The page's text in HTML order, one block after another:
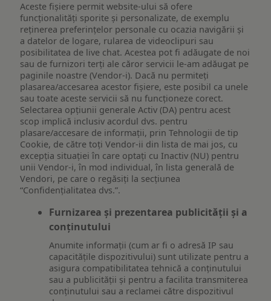
Aceste fișiere permit website-ului să ofere
funcționalități sporite și personalizate, de exemplu
reţinerea preferinţelor personale cu ocazia navigării și
a datelor de logare, rularea de videoclipuri sau
posibilitatea de live chat. Acestea pot fi adăugate de noi
sau de furnizori terți ale căror servicii le-am adăugat pe
paginile noastre (Vendor-i). Dacă nu permiteți
plasarea/accesarea acestor fișiere, este posibil ca unele
sau toate aceste servicii să nu funcționeze corect.
Selectarea opțiunii generale Activ (DA) pentru acest
scop implică inclusiv acordul dvs. pentru
plasare/accesare de informații, prin Tehnologii de tip
Cookie, de către toți Vendor-ii din lista de mai jos, cu
excepția situației în care optați cu Inactiv (NU) pentru
unii Vendor-i, în mod individual, în lista generală de
Vendori, pe care o regăsiți la secțiunea
“Confidențialitatea dvs.”.
Furnizarea și prezentarea publicității și a
conținutului
Anumite informații (cum ar fi o adresă IP sau
capacitățile dispozitivului) sunt utilizate pentru a
asigura compatibilitatea tehnică a conținutului
sau a publicității și pentru a facilita transmiterea
conținutului sau a reclamei către dispozitivul